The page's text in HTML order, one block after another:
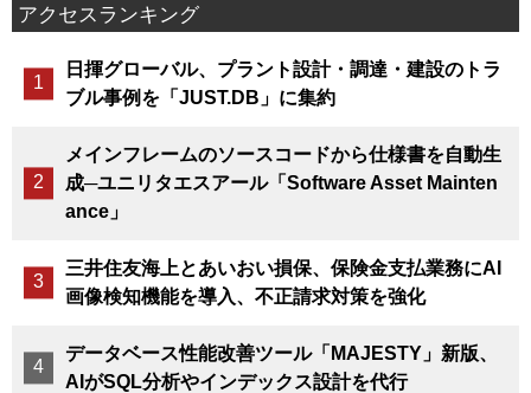
アクセスランキング
日揮グローバル、プラント設計・調達・建設のトラ
ブル事例を「JUST.DB」に集約
メインフレームのソースコードから仕様書を自動生
成─ユニリタエスアール「Software Asset Mainten
ance」
三井住友海上とあいおい損保、保険金支払業務にAI
画像検知機能を導入、不正請求対策を強化
データベース性能改善ツール「MAJESTY」新版、
AIがSQL分析やインデックス設計を代行